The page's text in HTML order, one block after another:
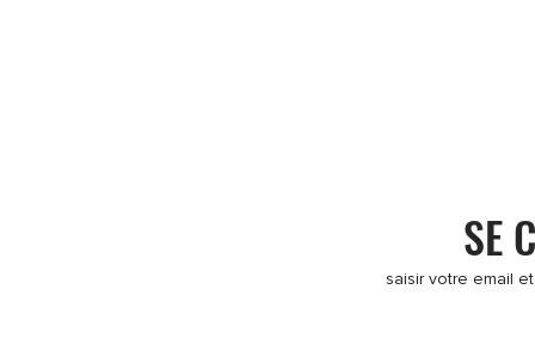
SE
saisir votre email